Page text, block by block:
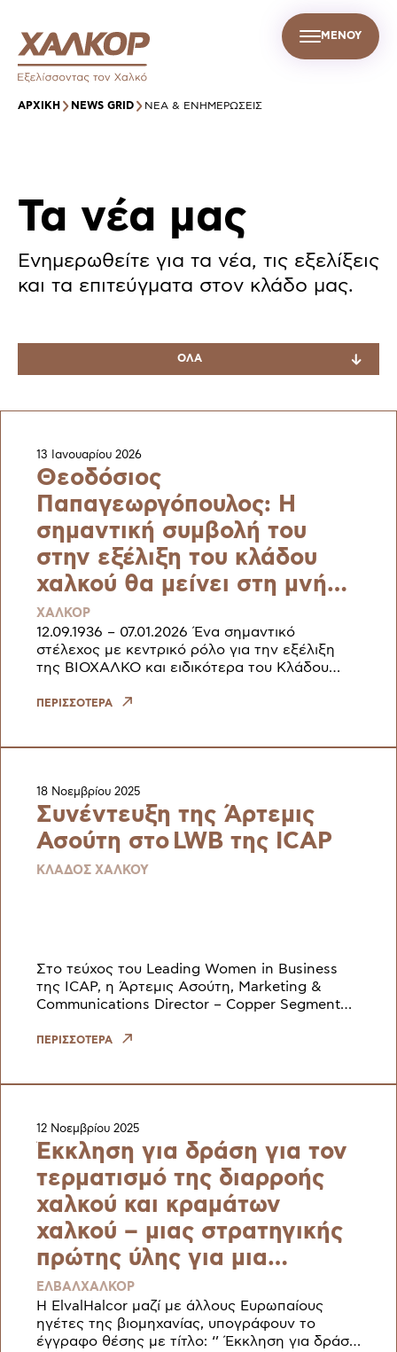
ΜΕΝΟΥ
GR
ΒΙΩΣΙΜΗ ΑΝΑΠΤΥΞΗ
ΑΡΧΙΚΉ NEWS GRID ΝΈΑ & ΕΝΗΜΕΡΏΣΕΙΣ
Τα νέα μας
Ενημερωθείτε για τα νέα, τις εξελίξεις
και τα επιτεύγματα στον κλάδο μας.
13 Ιανουαρίου 2026
Θεοδόσιος
Παπαγεωργόπουλος: Η
σημαντική συμβολή του
στην εξέλιξη του κλάδου
χαλκού θα μείνει στη μνήμη
μας.
ΧΑΛΚΟΡ
12.09.1936 – 07.01.2026 Ένα σημαντικό
στέλεχος με κεντρικό ρόλο για την εξέλιξη
της ΒΙΟΧΑΛΚΟ και ειδικότερα του Κλάδου
το πάθος του για τη δουλειά,
ΠΕΡΙΣΣΟΤΕΡΑ
18 Νοεμβρίου 2025
Συνέντευξη της Άρτεμις
Ασούτη στο LWB της ICAP
ΚΛΑΔΟΣ ΧΑΛΚΟΥ
Στο τεύχος του Leading Women in Business
της ICAP, η Άρτεμις Ασούτη, Marketing &
Communications Director – Copper Segment
το ρόλο της επικοι
ΠΕΡΙΣΣΟΤΕΡΑ
12 Νοεμβρίου 2025
Έκκληση για δράση για τον
τερματισμό της διαρροής
χαλκού και κραμάτων
χαλκού – μιας στρατηγικής
πρώτης ύλης για μια
ανθεκτική και βιώσιμη
Ευρώπη
ΕΛΒΑΛΧΑΛΚΟΡ
Η ElvalHalcor μαζί με άλλους Ευρωπαίους
ηγέτες της βιομηχανίας, υπογράφουν το
έγγραφο θέσης με τίτλο: ‘’ Έκκληση για δράση